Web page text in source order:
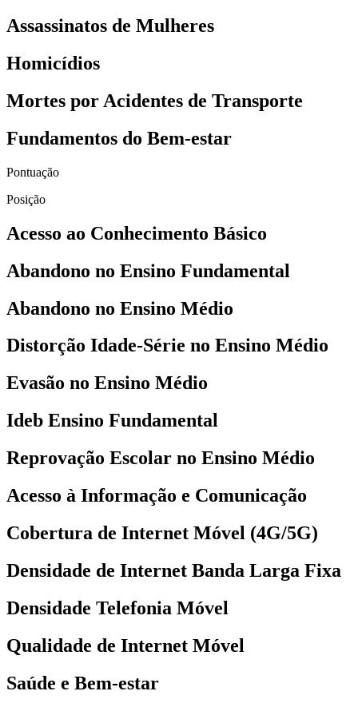
Assassinatos de Mulheres
Homicídios
Mortes por Acidentes de Transporte
Fundamentos do Bem-estar
Pontuação
Posição
Acesso ao Conhecimento Básico
Abandono no Ensino Fundamental
Abandono no Ensino Médio
Distorção Idade-Série no Ensino Médio
Evasão no Ensino Médio
Ideb Ensino Fundamental
Reprovação Escolar no Ensino Médio
Acesso à Informação e Comunicação
Cobertura de Internet Móvel (4G/5G)
Densidade de Internet Banda Larga Fixa
Densidade Telefonia Móvel
Qualidade de Internet Móvel
Saúde e Bem-estar